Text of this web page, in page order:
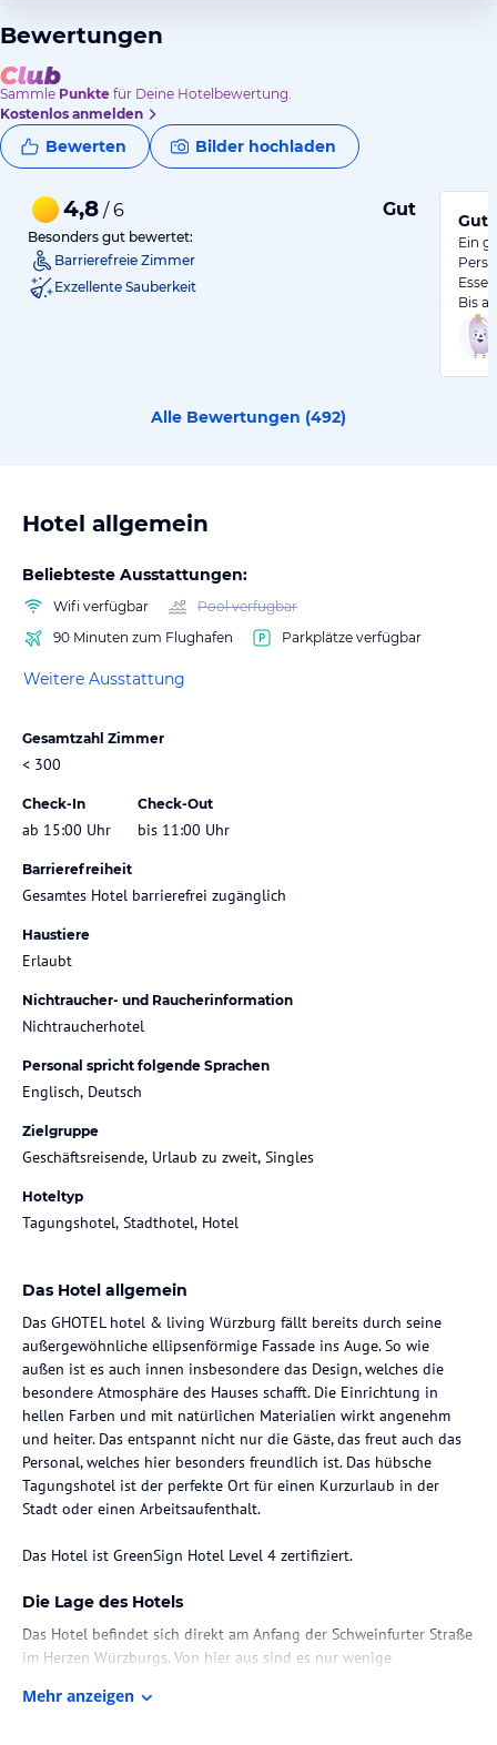
Bewertungen
Sammle Punkte für Deine Hotelbewertung.
Kostenlos anmelden
Bewerten Bilder hochladen
4,8 / 6 Gut
Besonders gut bewertet:
Barrierefreie Zimmer
Exzellente Sauberkeit
Ein
Bis
Alle Bewertungen (492)
Hotel allgemein
Beliebteste Ausstattungen:
Wifi verfügbar
Pool verfügbar
90 Minuten zum Flughafen
Parkplätze verfügbar
Weitere Ausstattung
Gesamtzahl Zimmer
< 300
Check-In
ab 15:00 Uhr
Check-Out
bis 11:00 Uhr
Barrierefreiheit
Gesamtes Hotel barrierefrei zugänglich
Haustiere
Erlaubt
Nichtraucher- und Raucherinformation
Nichtraucherhotel
Personal spricht folgende Sprachen
Englisch, Deutsch
Zielgruppe
Geschäftsreisende, Urlaub zu zweit, Singles
Hoteltyp
Tagungshotel, Stadthotel, Hotel
Das Hotel allgemein
Das GHOTEL hotel & living Würzburg fällt bereits durch seine
außergewöhnliche ellipsenförmige Fassade ins Auge. So wie
außen ist es auch innen insbesondere das Design, welches die
besondere Atmosphäre des Hauses schafft. Die Einrichtung in
hellen Farben und mit natürlichen Materialien wirkt angenehm
und heiter. Das entspannt nicht nur die Gäste, das freut auch das
Personal, welches hier besonders freundlich ist. Das hübsche
Tagungshotel ist der perfekte Ort für einen Kurzurlaub in der
Stadt oder einen Arbeitsaufenthalt.
Das Hotel ist GreenSign Hotel Level 4 zertifiziert.
Die Lage des Hotels
Das Hotel befindet sich direkt am Anfang der Schweinfurter Straße
im Herzen Würzburgs. Von hier aus sind es nur wenige
Auch zum Hauptbahnhof ist es nicht weit. Die großen Shopping-
Mehr anzeigen